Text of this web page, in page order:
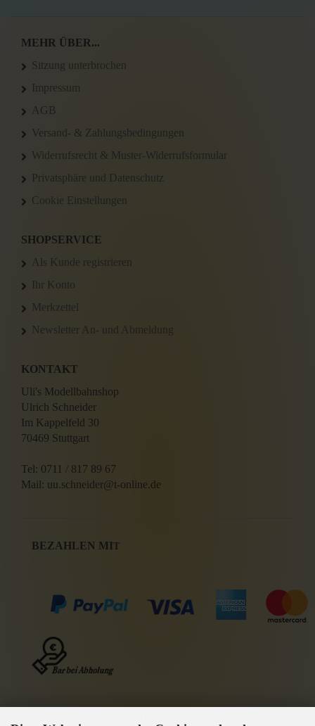
MEHR ÜBER...
Sitzung unterbrochen
Impressum
AGB
Versand- & Zahlungsbedingungen
Widerrufsrecht & Muster-Widerrufsformular
Privatsphäre und Datenschutz
Cookie Einstellungen
SHOPSERVICE
Als Kunde registrieren
Ihr Konto
Merkzettel
Newsletter An- und Abmeldung
KONTAKT
Uli's Modellbahnshop
Ulrich Schneider
Im Kappelfeld 30
70469 Stuttgart
Tel: 0711 / 817 89 67
Mail: uu.schneider@t-online.de
BEZAHLEN MIT